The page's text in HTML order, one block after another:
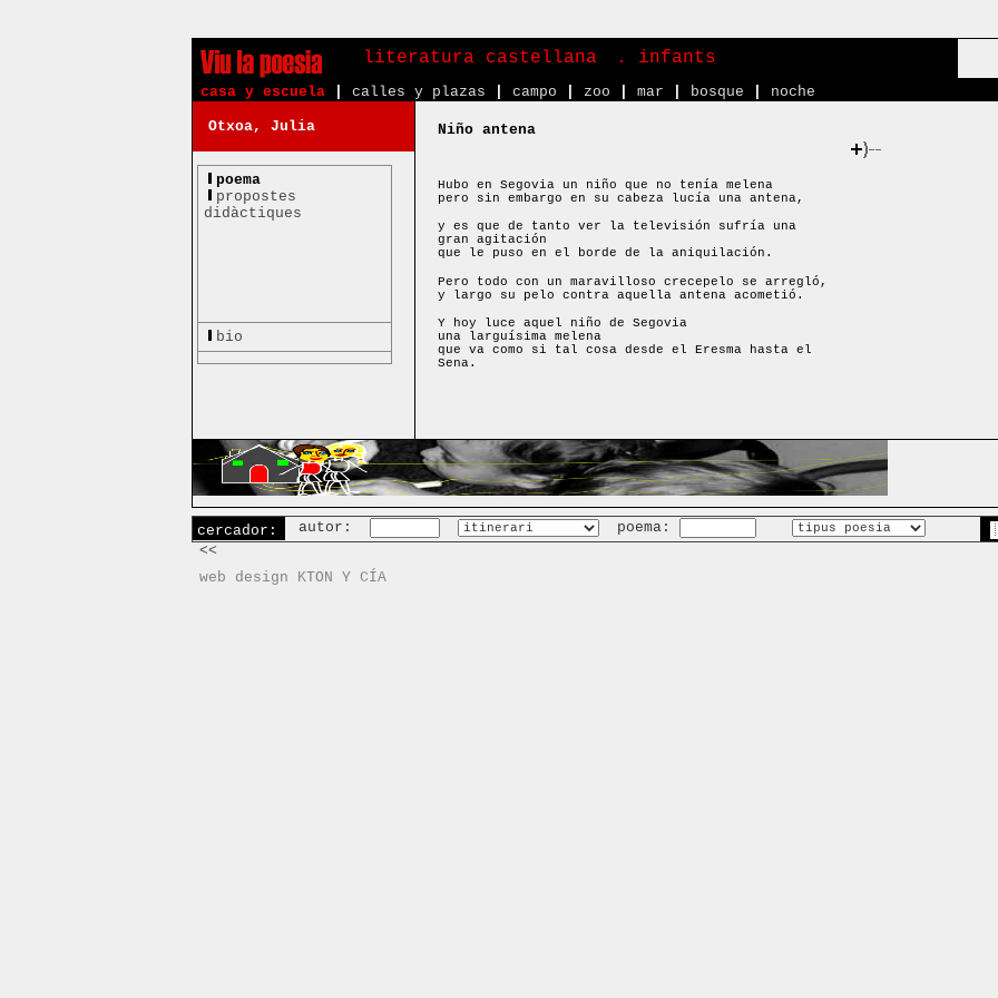
literatura castellana . infants
casa y escuela
calles y plazas campo zoo mar bosque noche
Otxoa, Julia
poema
propostes
didàctiques
bio
Niño antena
Hubo en Segovia un niño que no tenía melena
pero sin embargo en su cabeza lucía una antena,
y es que de tanto ver la televisión sufría una
gran agitación
que le puso en el borde de la aniquilación.
Pero todo con un maravilloso crecepelo se arregló,
y largo su pelo contra aquella antena acometió.
Y hoy luce aquel niño de Segovia
una larguísima melena
que va como si tal cosa desde el Eresma hasta el
Sena.
cercador: autor: poema:
<<
web design KTON Y CÍA